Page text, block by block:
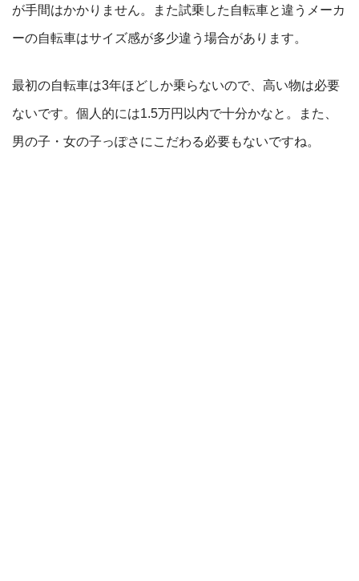
が手間はかかりません。また試乗した自転車と違うメーカ
ーの自転車はサイズ感が多少違う場合があります。
最初の自転車は3年ほどしか乗らないので、高い物は必要
ないです。個人的には1.5万円以内で十分かなと。また、
男の子・女の子っぽさにこだわる必要もないですね。